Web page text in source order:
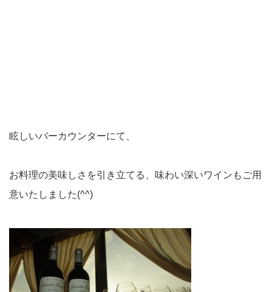
眩しいバーカウンターにて、
お料理の美味しさを引き立てる、 味わい深いワインもご用
意いたしました(^^)